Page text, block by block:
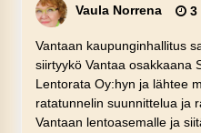
Vaula Norrena 3
Vantaan kaupunginhallitus
siirtyykö Vantaa osakkaana
Lentorata Oy:hyn ja lähtee
ratatunnelin suunnittelua ja
Vantaan lentoasemalle ja